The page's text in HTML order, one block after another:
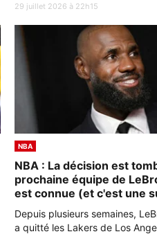
29 juillet 2026 à 22h15
NBA
NBA : La décision est
prochaine équipe de
est connue (et c'est une
Depuis plusieurs semaines,
a quitté les Lakers de Los